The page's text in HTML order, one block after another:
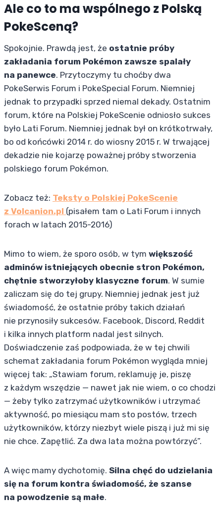
Ale co to ma wspólnego z Polską
PokeSceną?
Spokojnie. Prawdą jest, że ostatnie próby
zakładania forum Pokémon zawsze spalały
na panewce. Przytoczymy tu choćby dwa
PokeSerwis Forum i PokeSpecial Forum. Niemniej
jednak to przypadki sprzed niemal dekady. Ostatnim
forum, które na Polskiej PokeScenie odniosło sukces
było Lati Forum. Niemniej jednak był on krótkotrwały,
bo od końcówki 2014 r. do wiosny 2015 r. W trwającej
dekadzie nie kojarzę poważnej próby stworzenia
polskiego forum Pokémon.
Zobacz też: Teksty o Polskiej PokeScenie
z Volcanion.pl (pisałem tam o Lati Forum i innych
forach w latach 2015-2016)
Mimo to wiem, że sporo osób, w tym większość
adminów istniejących obecnie stron Pokémon,
chętnie stworzyłoby klasyczne forum. W sumie
zaliczam się do tej grupy. Niemniej jednak jest już
świadomość, że ostatnie próby takich działań
nie przynosiły sukcesów. Facebook, Discord, Reddit
i kilka innych platform nadal jest silnych.
Doświadczenie zaś podpowiada, że w tej chwili
schemat zakładania forum Pokémon wygląda mniej
więcej tak: „Stawiam forum, reklamuję je, piszę
z każdym wszędzie — nawet jak nie wiem, o co chodzi
— żeby tylko zatrzymać użytkowników i utrzymać
aktywność, po miesiącu mam sto postów, trzech
użytkowników, którzy niezbyt wiele piszą i już mi się
nie chce. Zapętlić. Za dwa lata można powtórzyć”.
A więc mamy dychotomię. Silna chęć do udzielania
się na forum kontra świadomość, że szanse
na powodzenie są małe.